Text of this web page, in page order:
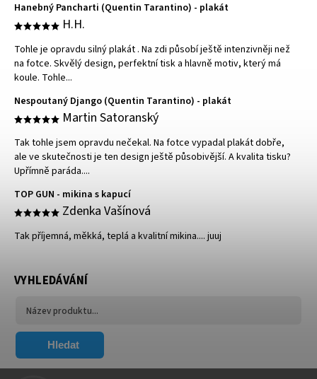
Hanebný Pancharti (Quentin Tarantino) - plakát
H.H.
Tohle je opravdu silný plakát . Na zdi působí ještě intenzivněji než
na fotce. Skvělý design, perfektní tisk a hlavně motiv, který má
koule. Tohle...
Nespoutaný Django (Quentin Tarantino) - plakát
Martin Satoranský
Tak tohle jsem opravdu nečekal. Na fotce vypadal plakát dobře,
ale ve skutečnosti je ten design ještě působivější. A kvalita tisku?
Upřímně paráda....
TOP GUN - mikina s kapucí
Zdenka Vašínová
Tak příjemná, měkká, teplá a kvalitní mikina.... juuj
VYHLEDÁVÁNÍ
Hledat